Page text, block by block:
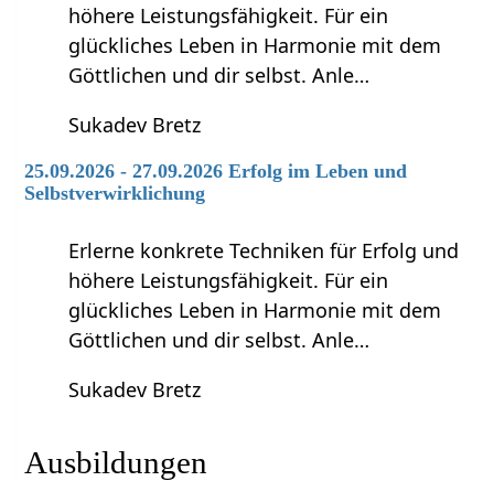
höhere Leistungsfähigkeit. Für ein
glückliches Leben in Harmonie mit dem
Göttlichen und dir selbst. Anle…
Sukadev Bretz
25.09.2026 - 27.09.2026 Erfolg im Leben und
Selbstverwirklichung
Erlerne konkrete Techniken für Erfolg und
höhere Leistungsfähigkeit. Für ein
glückliches Leben in Harmonie mit dem
Göttlichen und dir selbst. Anle…
Sukadev Bretz
Ausbildungen